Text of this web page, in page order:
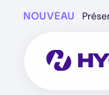
NOUVEAU